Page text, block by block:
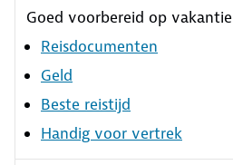
Goed voorbereid op vakantie
Reisdocumenten
Geld
Beste reistijd
Handig voor vertrek